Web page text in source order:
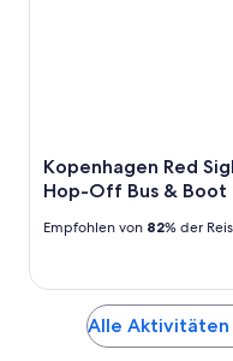
Kopenhagen Red
Hop-Off Bus &
Empfohlen von 82% der
Alle Aktivitäten